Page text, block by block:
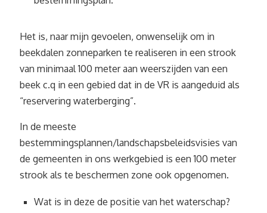
Het is, naar mijn gevoelen, onwenselijk om in
beekdalen zonneparken te realiseren in een strook
van minimaal 100 meter aan weerszijden van een
beek c.q in een gebied dat in de VR is aangeduid als
“reservering waterberging”.
In de meeste
bestemmingsplannen/landschapsbeleidsvisies van
de gemeenten in ons werkgebied is een 100 meter
strook als te beschermen zone ook opgenomen.
Wat is in deze de positie van het waterschap?